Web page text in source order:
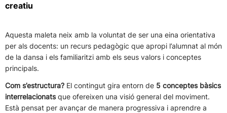
creatiu
Aquesta maleta neix amb la voluntat de ser una eina orientativa
per als docents: un recurs pedagògic que apropi l’alumnat al món
de la dansa i els familiaritzi amb els seus valors i conceptes
principals.
Com s’estructura? El contingut gira entorn de 5 conceptes bàsics
interrelacionatsque ofereixen una visió general del moviment.
Està pensat per avançar de manera progressiva i aprendre a